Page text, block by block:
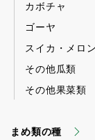
カボチャ
ゴーヤ
スイカ・メロン
その他瓜類
その他果菜類
まめ類の種